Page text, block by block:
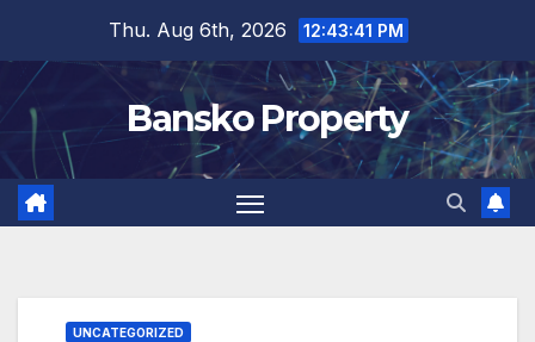
content
Thu. Aug 6th, 2026 12:43:42 PM
Bansko Property
UNCATEGORIZED